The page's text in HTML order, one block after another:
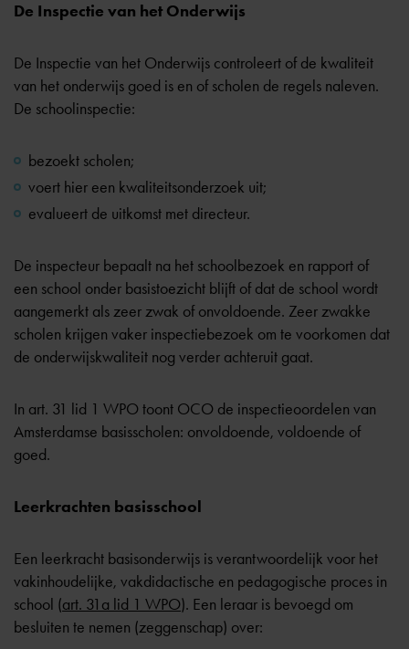
De Inspectie van het Onderwijs
De Inspectie van het Onderwijs controleert of de kwaliteit
van het onderwijs goed is en of scholen de regels naleven.
De schoolinspectie:
bezoekt scholen;
voert hier een kwaliteitsonderzoek uit;
evalueert de uitkomst met directeur.
De inspecteur bepaalt na het schoolbezoek en rapport of
een school onder basistoezicht blijft of dat de school wordt
aangemerkt als zeer zwak of onvoldoende. Zeer zwakke
scholen krijgen vaker inspectiebezoek om te voorkomen dat
de onderwijskwaliteit nog verder achteruit gaat.
In art. 31 lid 1 WPO toont OCO de inspectieoordelen van
Amsterdamse basisscholen: onvoldoende, voldoende of
goed.
Leerkrachten basisschool
Een leerkracht basisonderwijs is verantwoordelijk voor het
vakinhoudelijke, vakdidactische en pedagogische proces in
school (art. 31a lid 1 WPO). Een leraar is bevoegd om
besluiten te nemen (zeggenschap) over: